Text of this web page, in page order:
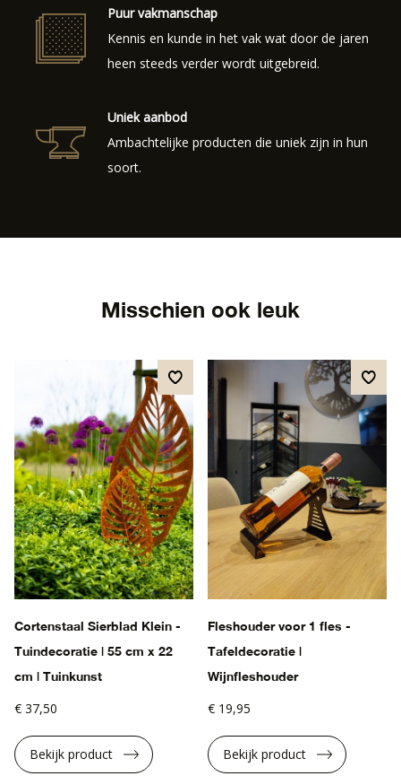
Puur vakmanschap
Kennis en kunde in het vak wat door de jaren
heen steeds verder wordt uitgebreid.
Uniek aanbod
Ambachtelijke producten die uniek zijn in hun
soort.
Misschien ook leuk
Cortenstaal Sierblad Klein -
Tuindecoratie | 55 cm x 22
cm | Tuinkunst
€ 37,50
Bekijk product
Fleshouder voor 1 fles -
Tafeldecoratie |
Wijnfleshouder
€ 19,95
Bekijk product